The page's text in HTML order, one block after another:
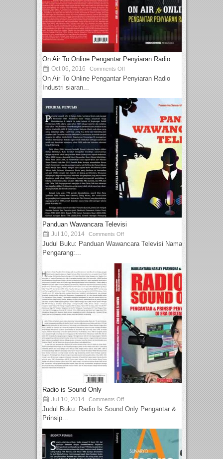
On Air To Online Pengantar Penyiaran Radio
Oct 06, 2016 Comments Off
On Air To Online Pengantar Penyiaran Radio
Industri siaran...
Panduan Wawancara Televisi
Jul 10, 2014 Comments Off
Judul Buku: Panduan Wawancara Televisi Nama
Pengarang:...
Radio is Sound Only
Jul 10, 2014 Comments Off
Judul Buku: Radio Is Sound Only Pengantar &
Prinsip...